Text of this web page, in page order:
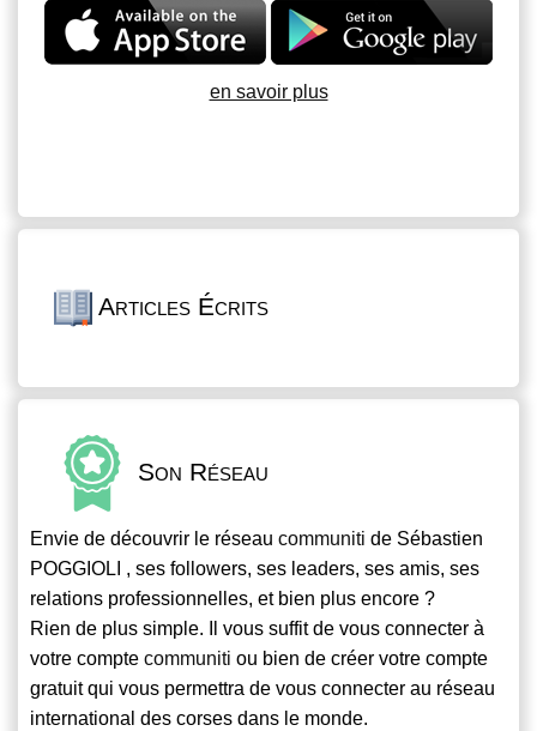
en savoir plus
Articles Écrits
Son Réseau
Envie de découvrir le réseau communiti de Sébastien
POGGIOLI , ses followers, ses leaders, ses amis, ses
relations professionnelles, et bien plus encore ?
Rien de plus simple. Il vous suffit de vous connecter à
votre compte communiti ou bien de créer votre compte
gratuit qui vous permettra de vous connecter au réseau
international des corses dans le monde.